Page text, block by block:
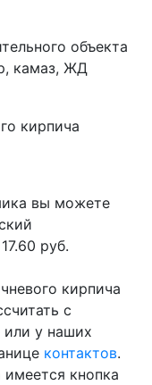
объекта
камаз, ЖД
вы можете
руб.
кирпича
с
или у наших
контактов.
имеется кнопка